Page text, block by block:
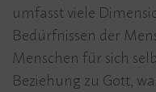
umfasst viele
Bedürfnissen der
Menschen für sich
Beziehung zu Gott,